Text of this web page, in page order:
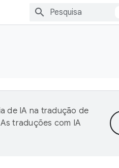
de IA na tradução de
traduções com IA